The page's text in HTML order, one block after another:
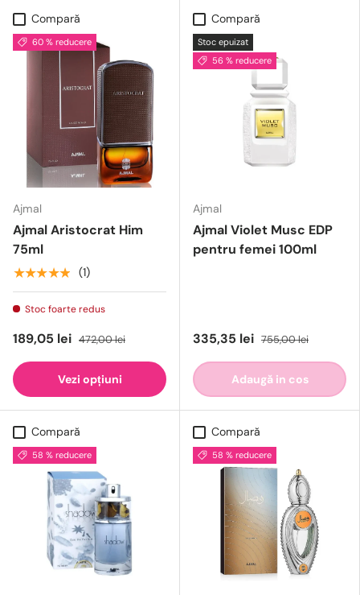
Compară
60 % reducere
Ajmal
Ajmal Aristocrat Him
75ml
★★★★★ (1)
Stoc foarte redus
189,05 lei 472,00 lei
Vezi opțiuni
Compară
Stoc epuizat
56 % reducere
Ajmal
Ajmal Violet Musc EDP
pentru femei 100ml
335,35 lei 755,00 lei
Adaugă in cos
Compară
58 % reducere
Compară
58 % reducere